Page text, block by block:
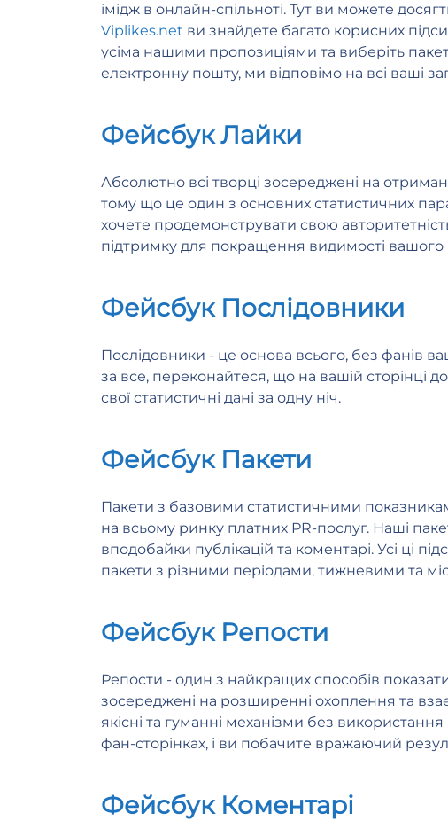
імідж в онлайн-спільноті. Тут ви можете
Viplikes.net ви знайдете багато корисних
усіма нашими пропозиціями та виберіть
електронну пошту, ми відповімо на всі ваші
Фейсбук Лайки
Абсолютно всі творці зосереджені на
тому що це один з основних статистичних
хочете продемонструвати свою
підтримку для покращення видимості вашого
Фейсбук Послідовники
Послідовники - це основа всього, без фанів
за все, переконайтеся, що на вашій сторінці
свої статистичні дані за одну ніч.
Фейсбук Пакети
Пакети з базовими статистичними
на всьому ринку платних PR-послуг. Наші
вподобайки публікацій та коментарі. Усі ці
пакети з різними періодами, тижневими та
Фейсбук Репости
Репости - один з найкращих способів
зосереджені на розширенні охоплення та
якісні та гуманні механізми без
фан-сторінках, і ви побачите вражаючий
Фейсбук Коментарі